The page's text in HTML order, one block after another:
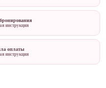
инструкция
оплаты
инструкция